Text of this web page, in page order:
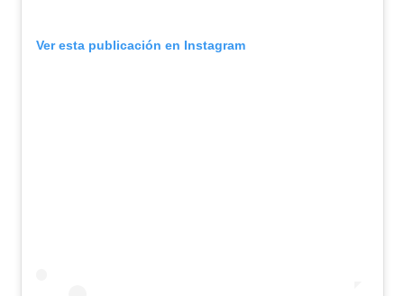
Ver esta publicación en Instagram